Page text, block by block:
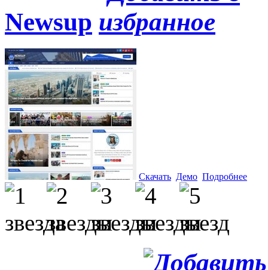
Newsup
Скачать Демо Подробнее